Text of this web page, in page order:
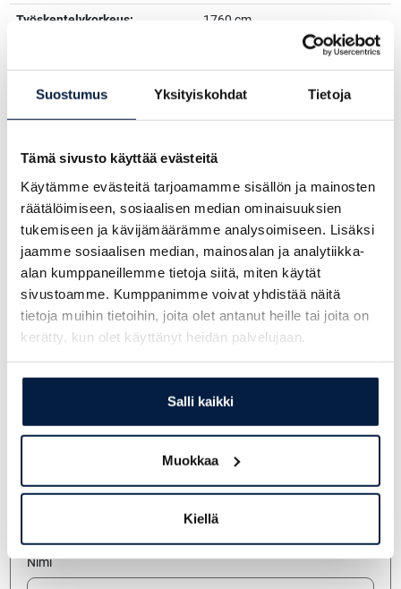
Suostumus Yksityiskohdat Tietoja
Tämä sivusto käyttää evästeitä
Käytämme evästeitä tarjoamamme sisällön ja mainosten
räätälöimiseen, sosiaalisen median ominaisuuksien
tukemiseen ja kävijämäärämme analysoimiseen. Lisäksi
jaamme sosiaalisen median, mainosalan ja analytiikka-
alan kumppaneillemme tietoja siitä, miten käytät
sivustoamme. Kumppanimme voivat yhdistää näitä
tietoja muihin tietoihin, joita olet antanut heille tai joita on
kerätty, kun olet käyttänyt heidän palvelujaan.
Salli kaikki
Muokkaa
Kiellä
Työskentelykorkeus: 1760 cm
Tommi Kolehmainen
+358 20 770 5811
tommi.kolehmainen@simeri.fi
Jukka Koskinen
jukka@simeri.fi
Antti Alatalo
+358 207 705 822
Jätä yhteydenottopyyntö
Yritys
Nimi